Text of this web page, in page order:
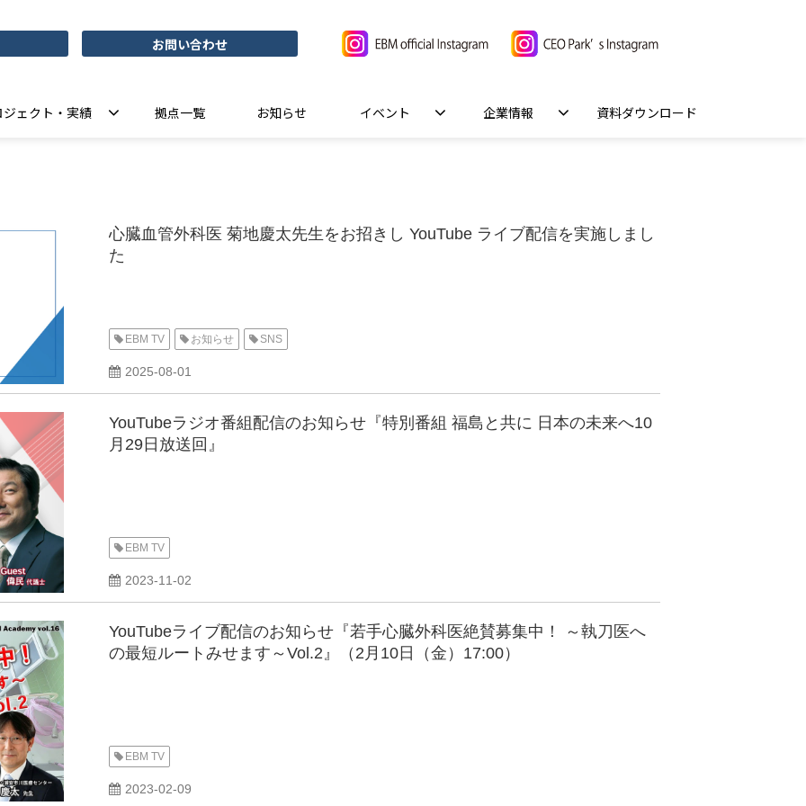
お問い合わせ
ジェクト・実績 拠点一覧 お知らせ イベント 企業情報 資料ダウンロード
心臓血管外科医 菊地慶太先生をお招きし YouTube ライブ配信を実施しまし
た
EBM TV お知らせ SNS
2025-08-01
YouTubeラジオ番組配信のお知らせ『特別番組 福島と共に 日本の未来へ10
月29日放送回』
EBM TV
2023-11-02
YouTubeライブ配信のお知らせ『若手心臓外科医絶賛募集中！ ～執刀医へ
の最短ルートみせます～Vol.2』（2月10日（金）17:00）
EBM TV
2023-02-09